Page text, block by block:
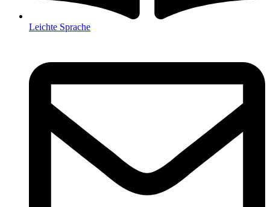
Leichte Sprache